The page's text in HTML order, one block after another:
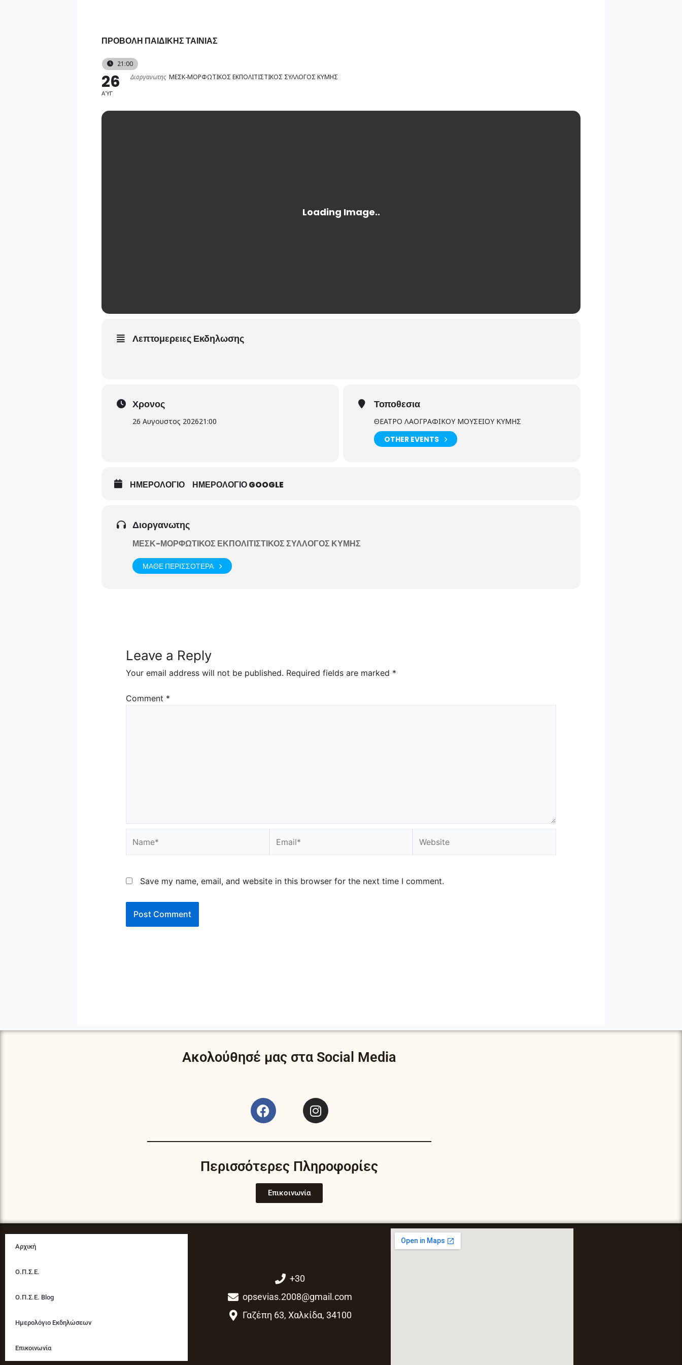
ΠΡΟΒΟΛΗ ΠΑΙΔΙΚΗΣ ΤΑΙΝΙΑΣ
21:00
26
ΑΎΓ
Διοργανωτης ΜΕΣΚ-ΜΟΡΦΩΤΙΚΟΣ ΕΚΠΟΛΙΤΙΣΤΙΚΟΣ ΣΥΛΛΟΓΟΣ ΚΥΜΗΣ
Λεπτομερειες Εκδηλωσης
Χρονος
26 Αυγουστος 202621:00
Τοποθεσια
ΘΕΑΤΡΟ ΛΑΟΓΡΑΦΙΚΟΥ ΜΟΥΣΕΙΟΥ ΚΥΜΗΣ
OTHER EVENTS
ΗΜΕΡΟΛΟΓΙΟ ΗΜΕΡΟΛΟΓΙΟ GOOGLE
Διοργανωτης
ΜΕΣΚ-ΜΟΡΦΩΤΙΚΟΣ ΕΚΠΟΛΙΤΙΣΤΙΚΟΣ ΣΥΛΛΟΓΟΣ ΚΥΜΗΣ
ΜΑΘΕ ΠΕΡΙΣΣΟΤΕΡΑ
Leave a Reply
Your email address will not be published. Required fields are marked *
Comment *
Save my name, email, and website in this browser for the next time I comment.
Ακολούθησέ μας στα Social Media
F
a
e
o
o
k
I
n
t
g
r
m
Περισσότερες Πληροφορίες
Επικοινωνία
Αρχική
Ο.Π.Σ.Ε.
Ο.Π.Σ.Ε. Blog
Ημερολόγιο Εκδηλώσεων
Επικοινωνία
+30
opsevias.2008@gmail.com
Γαζέπη 63, Χαλκίδα, 34100